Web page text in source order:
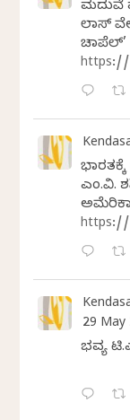
ಮದುವೆ
ಲಾಸ್‌
ಚಾಪೆಲ್’
https://
ಎಂ.ವಿ.
https://
29 May
ಭವ್ಯ